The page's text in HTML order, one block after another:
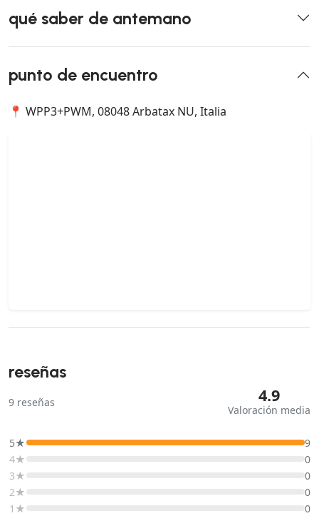
qué saber de antemano
punto de encuentro
📍 WPP3+PWM, 08048 Arbatax NU, Italia
reseñas
9 reseñas 4.9
Valoración media
5★
9
4★
0
3★
0
2★
0
1★
0